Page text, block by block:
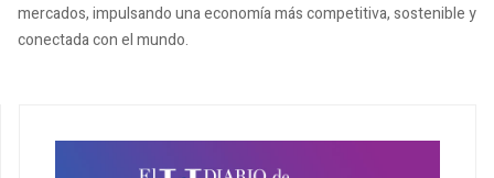
mercados, impulsando una economía más competitiva, sostenible y
conectada con el mundo.